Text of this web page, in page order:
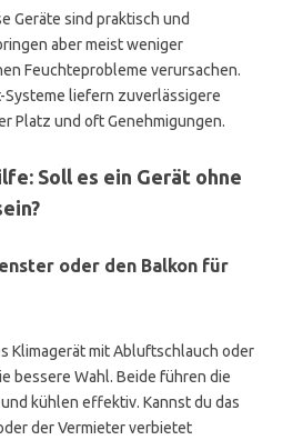
Geräte sind praktisch und
aber meist weniger
Feuchteprobleme verursachen.
liefern zuverlässigere
Platz und oft Genehmigungen.
Soll es ein Gerät ohne
oder den Balkon für
Klimagerät mit Abluftschlauch oder
bessere Wahl. Beide führen die
kühlen effektiv. Kannst du das
der Vermieter verbietet